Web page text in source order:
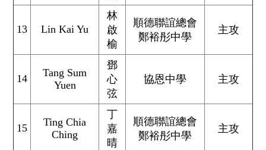
13 Lin Kai Yu
林
啟
榆
順德聯誼總會
鄭裕彤中學
主攻
14
Tang Sum
Yuen
鄧
心
弦
協恩中學 主攻
15
Ting Chia
Ching
丁
嘉
晴
順德聯誼總會
鄭裕彤中學
主攻